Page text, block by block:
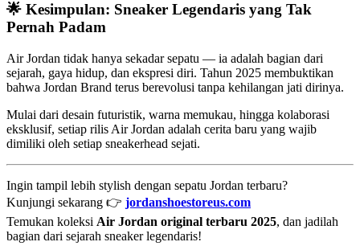
🌟 Kesimpulan: Sneaker Legendaris yang Tak
Pernah Padam
Air Jordan tidak hanya sekadar sepatu — ia adalah bagian dari
sejarah, gaya hidup, dan ekspresi diri. Tahun 2025 membuktikan
bahwa Jordan Brand terus berevolusi tanpa kehilangan jati dirinya.
Mulai dari desain futuristik, warna memukau, hingga kolaborasi
eksklusif, setiap rilis Air Jordan adalah cerita baru yang wajib
dimiliki oleh setiap sneakerhead sejati.
Ingin tampil lebih stylish dengan sepatu Jordan terbaru?
Kunjungi sekarang 👉 jordanshoestoreus.com
Temukan koleksi Air Jordan original terbaru 2025, dan jadilah
bagian dari sejarah sneaker legendaris!